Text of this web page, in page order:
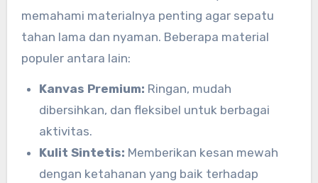
memahami materialnya penting agar sepatu
tahan lama dan nyaman. Beberapa material
populer antara lain:
Kanvas Premium: Ringan, mudah
dibersihkan, dan fleksibel untuk berbagai
aktivitas.
Kulit Sintetis: Memberikan kesan mewah
dengan ketahanan yang baik terhadap